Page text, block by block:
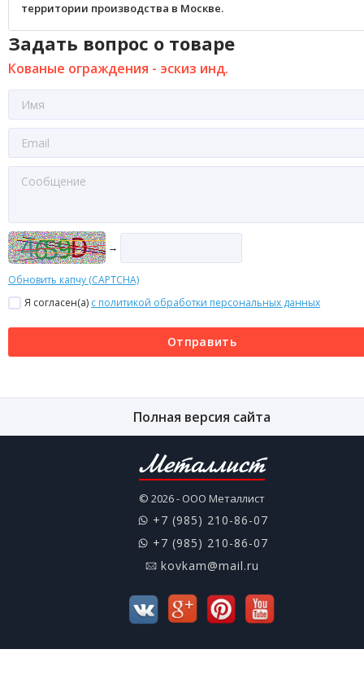
территории производства в Москве.
Задать вопрос о товаре
Кованые ограждения - эскиз инд.
→
Обновить капчу (CAPTCHA)
Я согласен(a) с политикой обработки персональных данных
Отправить
Полная версия сайта
Металлист
© 2026 - ООО Металлист
+7 (985) 210-86-07
+7 (985) 210-86-07
kovkam@mail.ru